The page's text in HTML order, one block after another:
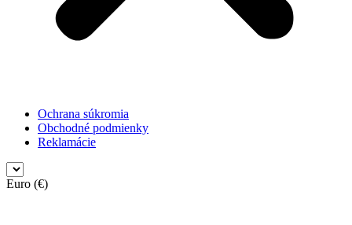
Ochrana súkromia
Obchodné podmienky
Reklamácie
Euro (€)